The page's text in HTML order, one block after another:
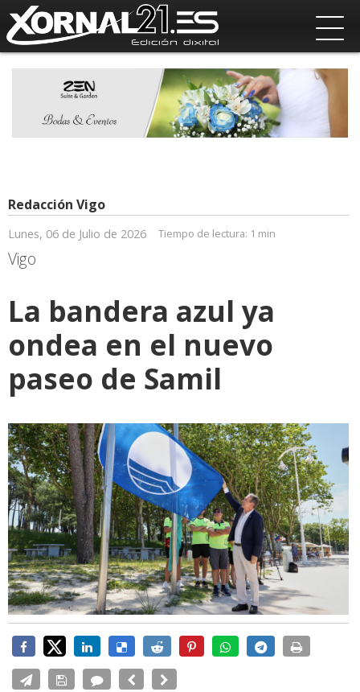
Redacción Vigo
Lunes, 06 de Julio de 2026 Tiempo de lectura: 1 min
Vigo
La bandera azul ya
ondea en el nuevo
paseo de Samil